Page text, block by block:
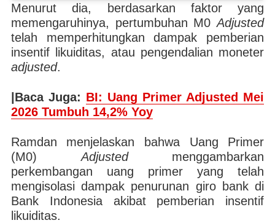
Menurut dia, berdasarkan faktor yang
memengaruhinya, pertumbuhan M0Adjusted
telah memperhitungkan dampak pemberian
insentif likuiditas, atau pengendalian moneter
adjusted.
|Baca Juga: BI: Uang Primer Adjusted Mei
2026 Tumbuh 14,2% Yoy
Ramdan menjelaskan bahwa Uang Primer
(M0)Adjustedmenggambarkan
perkembangan uang primer yang telah
mengisolasi dampak penurunan giro bank di
Bank Indonesia akibat pemberian insentif
likuiditas.